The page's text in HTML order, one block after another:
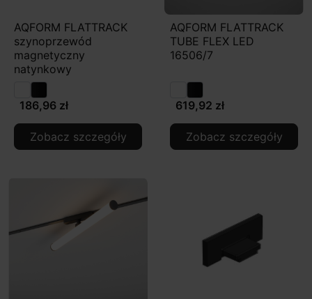
AQFORM FLATTRACK
szynoprzewód
magnetyczny
natynkowy
186,96 zł
Zobacz szczegóły
AQFORM FLATTRACK
TUBE FLEX LED
16506/7
619,92 zł
Zobacz szczegóły